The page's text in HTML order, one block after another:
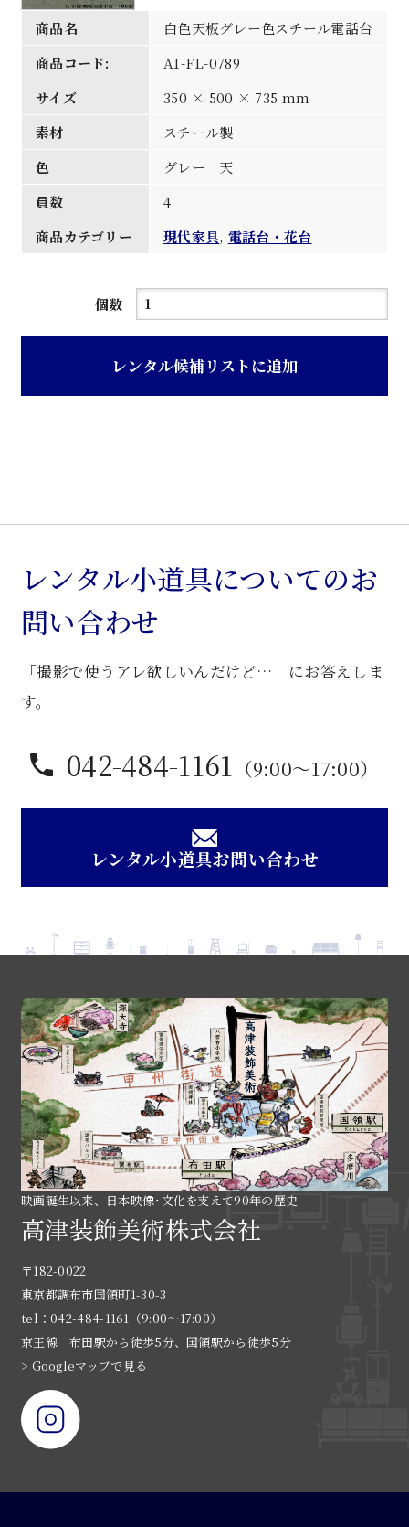
商品名
白色天板グレー色スチール電話台
商品コード:
A1-FL-0789
サイズ
350 × 500 × 735 mm
素材
スチール製
色
グレー 天
員数
4
商品カテゴリー
現代家具, 電話台・花台
個数
白
板
ー
ル
電
台
レンタル候補リストに追加
レンタル小道具についてのお
問い合わせ
「撮影で使うアレ欲しいんだけど…」にお答えしま
す。
042-484-1161 （9:00〜17:00）
レンタル小道具お問い合わせ
映画誕生以来、日本映像･文化を支えて90年の歴史
高津装飾美術株式会社
〒182-0022
東京都調布市国領町1-30-3
tel：042-484-1161（9:00〜17:00）
京王線 布田駅から徒歩5分、国領駅から徒歩5分
> Googleマップで見る